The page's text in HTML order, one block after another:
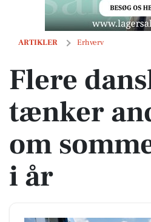
ARTIKLER Erhverv
Flere danskere tænker
Flere
tænker
om
i år